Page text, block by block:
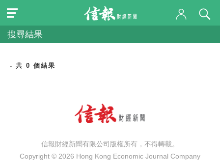
搜尋結果
- 共 0 個結果
信報財經新聞有限公司版權所有，不得轉載。
Copyright © 2026 Hong Kong Economic Journal Company